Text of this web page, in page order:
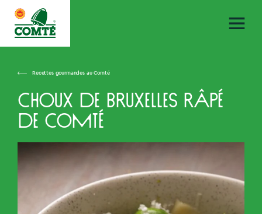
Recettes gourmandes au Comté
Choux de Bruxelles râpé
de Comté